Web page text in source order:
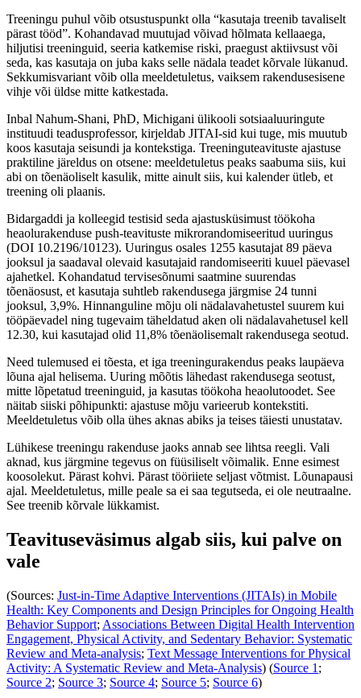
Treeningu puhul võib otsustuspunkt olla “kasutaja treenib tavaliselt
pärast tööd”. Kohandavad muutujad võivad hõlmata kellaaega,
hiljutisi treeninguid, seeria katkemise riski, praegust aktiivsust või
seda, kas kasutaja on juba kaks selle nädala teadet kõrvale lükanud.
Sekkumisvariant võib olla meeldetuletus, vaiksem rakendusesisene
vihje või üldse mitte katkestada.
Inbal Nahum-Shani, PhD, Michigani ülikooli sotsiaaluuringute
instituudi teadusprofessor, kirjeldab JITAI-sid kui tuge, mis muutub
koos kasutaja seisundi ja kontekstiga. Treeninguteavituste ajastuse
praktiline järeldus on otsene: meeldetuletus peaks saabuma siis, kui
abi on tõenäoliselt kasulik, mitte ainult siis, kui kalender ütleb, et
treening oli plaanis.
Bidargaddi ja kolleegid testisid seda ajastusküsimust töökoha
heaolurakenduse push-teavituste mikrorandomiseeritud uuringus
(DOI 10.2196/10123). Uuringus osales 1255 kasutajat 89 päeva
jooksul ja saadaval olevaid kasutajaid randomiseeriti kuuel päevasel
ajahetkel. Kohandatud tervisesõnumi saatmine suurendas
tõenäosust, et kasutaja suhtleb rakendusega järgmise 24 tunni
jooksul, 3,9%. Hinnanguline mõju oli nädalavahetustel suurem kui
tööpäevadel ning tugevaim täheldatud aken oli nädalavahetusel kell
12.30, kui kasutajad olid 11,8% tõenäolisemalt rakendusega seotud.
Need tulemused ei tõesta, et iga treeningurakendus peaks laupäeva
lõuna ajal helisema. Uuring mõõtis lähedast rakendusega seotust,
mitte lõpetatud treeninguid, ja kasutas töökoha heaolutoodet. See
näitab siiski põhipunkti: ajastuse mõju varieerub kontekstiti.
Meeldetuletus võib olla ühes aknas abiks ja teises täiesti unustatav.
Lühikese treeningu rakenduse jaoks annab see lihtsa reegli. Vali
aknad, kus järgmine tegevus on füüsiliselt võimalik. Enne esimest
koosolekut. Pärast kohvi. Pärast tööriiete seljast võtmist. Lõunapausi
ajal. Meeldetuletus, mille peale sa ei saa tegutseda, ei ole neutraalne.
See treenib kõrvale lükkamist.
Teavituseväsimus algab siis, kui palve on
vale
(Sources: Just-in-Time Adaptive Interventions (JITAIs) in Mobile
Health: Key Components and Design Principles for Ongoing Health
Behavior Support; Associations Between Digital Health Intervention
Engagement, Physical Activity, and Sedentary Behavior: Systematic
Review and Meta-analysis; Text Message Interventions for Physical
Activity: A Systematic Review and Meta-Analysis) (Source 1 ;
Source 2; Source 3; Source 4; Source 5; Source 6)